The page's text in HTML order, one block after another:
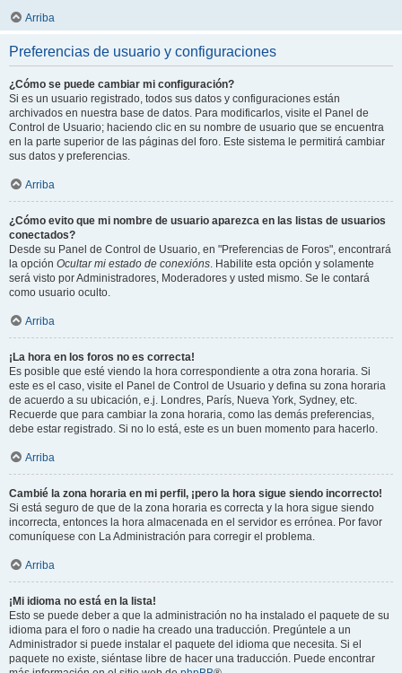
Arriba
Preferencias de usuario y configuraciones
¿Cómo se puede cambiar mi configuración?
Si es un usuario registrado, todos sus datos y configuraciones están
archivados en nuestra base de datos. Para modificarlos, visite el Panel de
Control de Usuario; haciendo clic en su nombre de usuario que se encuentra
en la parte superior de las páginas del foro. Este sistema le permitirá cambiar
sus datos y preferencias.
Arriba
¿Cómo evito que mi nombre de usuario aparezca en las listas de usuarios
conectados?
Desde su Panel de Control de Usuario, en "Preferencias de Foros", encontrará
la opción Ocultar mi estado de conexións. Habilite esta opción y solamente
será visto por Administradores, Moderadores y usted mismo. Se le contará
como usuario oculto.
Arriba
¡La hora en los foros no es correcta!
Es posible que esté viendo la hora correspondiente a otra zona horaria. Si
este es el caso, visite el Panel de Control de Usuario y defina su zona horaria
de acuerdo a su ubicación, e.j. Londres, París, Nueva York, Sydney, etc.
Recuerde que para cambiar la zona horaria, como las demás preferencias,
debe estar registrado. Si no lo está, este es un buen momento para hacerlo.
Arriba
Cambié la zona horaria en mi perfil, ¡pero la hora sigue siendo incorrecto!
Si está seguro de que de la zona horaria es correcta y la hora sigue siendo
incorrecta, entonces la hora almacenada en el servidor es errónea. Por favor
comuníquese con La Administración para corregir el problema.
Arriba
¡Mi idioma no está en la lista!
Esto se puede deber a que la administración no ha instalado el paquete de su
idioma para el foro o nadie ha creado una traducción. Pregúntele a un
Administrador si puede instalar el paquete del idioma que necesita. Si el
paquete no existe, siéntase libre de hacer una traducción. Puede encontrar